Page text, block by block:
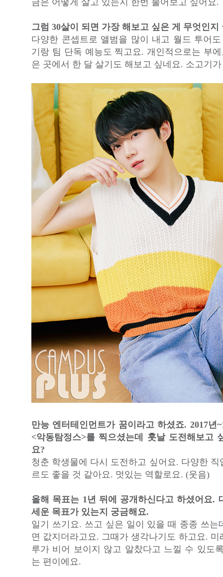
금은 어떻게 살고 있는지 한번 물어보고 싶어요.
그럼 30살이 되면 가장 해보고 싶은 게 무엇인지
다양한 콘셉트로 앨범을 많이 내고 월드 투어
기랑 팀 단독 예능도 찍고요. 개인적으로는 부
은 곳에서 한 달 살기도 해보고 싶네요. 소고기
만능 엔터테인먼트가 꿈이라고 하셨죠. 2017년
<악동탐정스>를 찍으셨는데 훗날 도전해보고
요?
청춘 학생물에 다시 도전하고 싶어요. 다양한 직
르도 좋을 것 같아요. 멋있는 역할로요. (웃음)
올해 목표는 1년 뒤에 공개하신다고 하셨어요.
세운 목표가 있는지 궁금해요.
일기 쓰기요. 쓰고 싶은 일이 있을 때 종종 쓰는
면 값지더라고요. 그때가 생각나기도 하고요. 미
루가 비어 보이지 않고 알찼다고 느낄 수 있도
는 편이에요.